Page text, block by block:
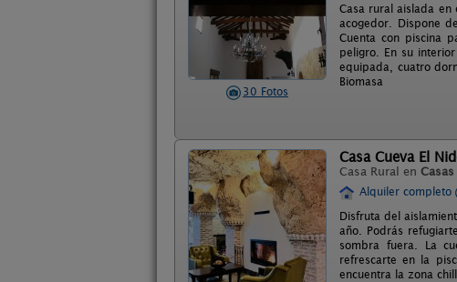
30 Fotos
Casa rural aislada
acogedor. Dispone
Cuenta con piscina
peligro. En su
equipada, cuatro
Biomasa
Casa Cueva El
Casa Rural en
Alquiler completo
Disfruta del
año. Podrás
sombra fuera. La
refrescarte en la
encuentra la zona